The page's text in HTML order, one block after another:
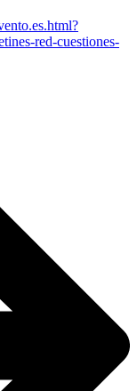
red-cuestiones-